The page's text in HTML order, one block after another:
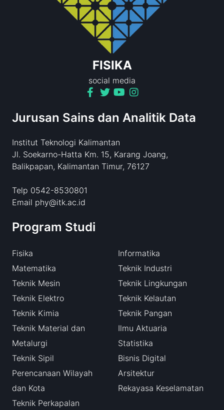
FISIKA
social media
Jurusan Sains dan Analitik Data
Institut Teknologi Kalimantan
Jl. Soekarno-Hatta Km. 15, Karang Joang,
Balikpapan, Kalimantan Timur, 76127
Telp 0542-8530801
Email phy@itk.ac.id
Program Studi
Fisika
Matematika
Teknik Mesin
Teknik Elektro
Teknik Kimia
Teknik Material dan
Metalurgi
Teknik Sipil
Perencanaan Wilayah
dan Kota
Teknik Perkapalan
Informatika
Teknik Industri
Teknik Lingkungan
Teknik Kelautan
Teknik Pangan
Ilmu Aktuaria
Statistika
Bisnis Digital
Arsitektur
Rekayasa Keselamatan